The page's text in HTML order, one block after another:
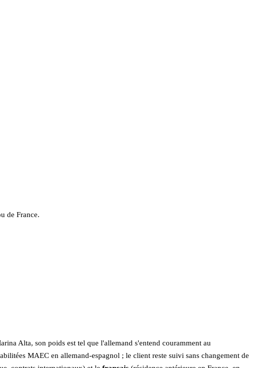
de France.
Alta, son poids est tel que l'allemand s'entend couramment au
MAEC en allemand-espagnol ; le client reste suivi sans changement de